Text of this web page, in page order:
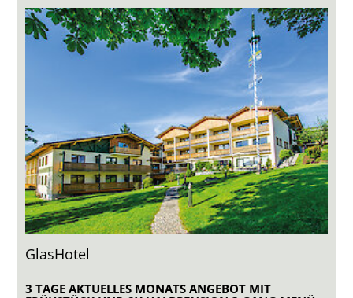
GlasHotel
3 TAGE AKTUELLES MONATS ANGEBOT MIT